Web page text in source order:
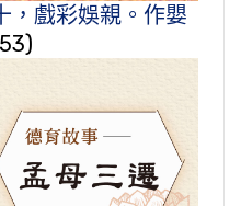
，戲彩娛親。作嬰